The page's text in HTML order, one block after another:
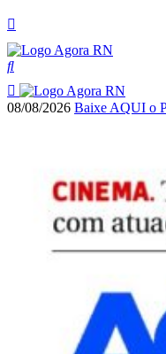
08/08/2026 Baixe AQUI o